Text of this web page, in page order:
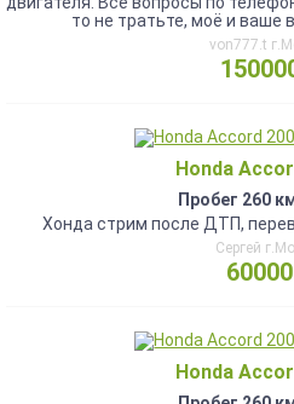
то не тратьте, моё и ваше
von777.t
Honda
Пробег 260
Хонда стрим после ДТП,
Сергей
Honda